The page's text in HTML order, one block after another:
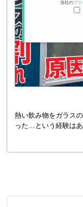
熱い飲み物をガラス
った…という経験はあ
生じて割れが発生する
やテーブルのガラス
当社のプラ